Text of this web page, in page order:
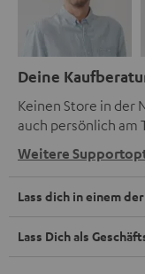
Deine
Keinen Store in der
auch persönlich am
Weitere
Lass dich in einem
Lass Dich als